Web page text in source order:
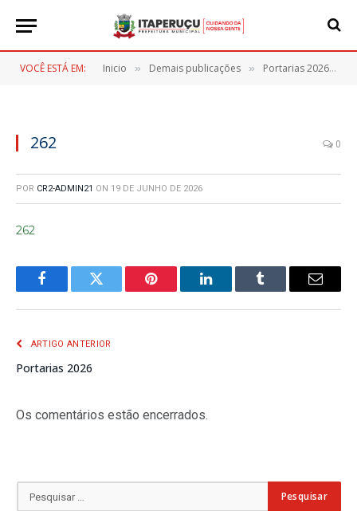
VOCÊ ESTÁ EM: Inicio » Demais publicações » Portarias 2026
262 0
POR CR2-ADMIN21 ON 19 DE JUNHO DE 2026
262
FacebookTwitter Pinterest LinkedInTumblr
E-
ARTIGO ANTERIOR
Portarias 2026
Os comentários estão encerrados.